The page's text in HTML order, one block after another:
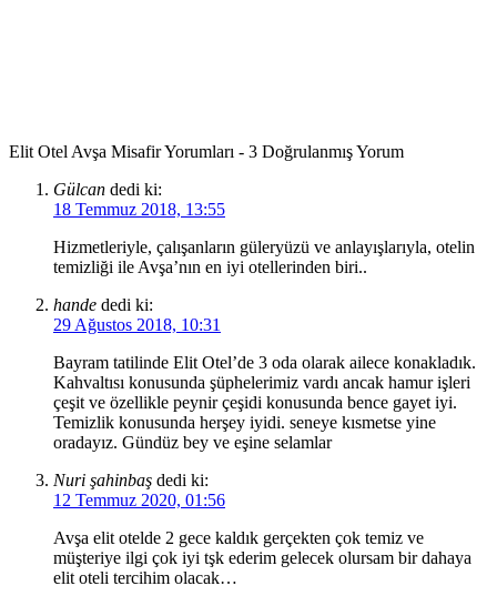
Elit Otel Avşa Misafir Yorumları - 3 Doğrulanmış Yorum
Gülcan dedi ki:
18 Temmuz 2018, 13:55
Hizmetleriyle, çalışanların güleryüzü ve anlayışlarıyla, otelin
temizliği ile Avşa’nın en iyi otellerinden biri..
hande dedi ki:
29 Ağustos 2018, 10:31
Bayram tatilinde Elit Otel’de 3 oda olarak ailece konakladık.
Kahvaltısı konusunda şüphelerimiz vardı ancak hamur işleri
çeşit ve özellikle peynir çeşidi konusunda bence gayet iyi.
Temizlik konusunda herşey iyidi. seneye kısmetse yine
oradayız. Gündüz bey ve eşine selamlar
Nuri şahinbaş dedi ki:
12 Temmuz 2020, 01:56
Avşa elit otelde 2 gece kaldık gerçekten çok temiz ve
müşteriye ilgi çok iyi tşk ederim gelecek olursam bir dahaya
elit oteli tercihim olacak…